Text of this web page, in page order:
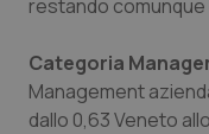
restando comunque
Categoria
Management
dallo 0,63 Veneto